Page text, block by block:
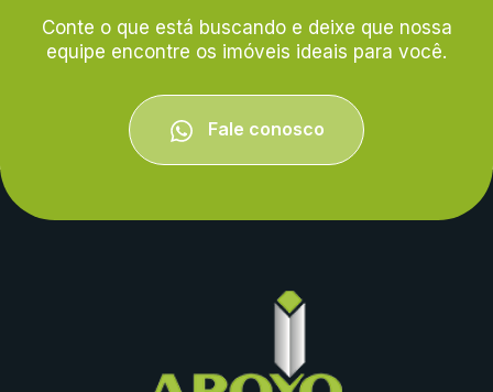
Conte o que está buscando e deixe que nossa
equipe encontre os imóveis ideais para você.
Fale conosco